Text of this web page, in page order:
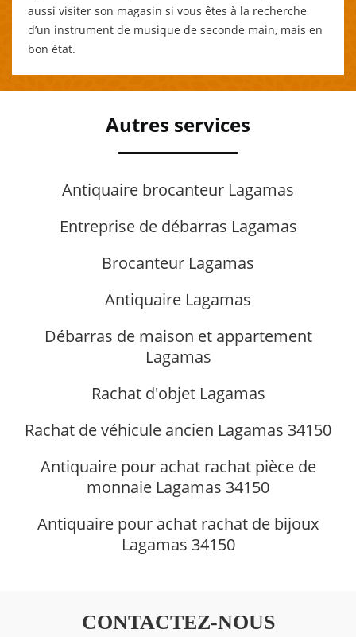
aussi visiter son magasin si vous êtes à la recherche
d’un instrument de musique de seconde main, mais en
bon état.
Autres services
Antiquaire brocanteur Lagamas
Entreprise de débarras Lagamas
Brocanteur Lagamas
Antiquaire Lagamas
Débarras de maison et appartement
Lagamas
Rachat d'objet Lagamas
Rachat de véhicule ancien Lagamas 34150
Antiquaire pour achat rachat pièce de
monnaie Lagamas 34150
Antiquaire pour achat rachat de bijoux
Lagamas 34150
CONTACTEZ-NOUS